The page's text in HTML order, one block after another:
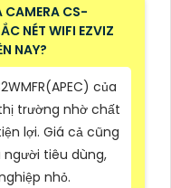
CAMERA CS-
NÉT WIFI EZVIZ
NAY?
của
trường nhờ chất
lợi. Giá cả cũng
người tiêu dùng,
nhỏ.